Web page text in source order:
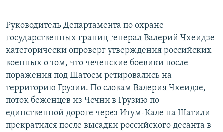
Все сайты РСЕ/РС
Руководитель Департамента по охране
государственных границ генерал Валерий Чхеидзе
категорически опроверг утверждения российских
военных о том, что чеченские боевики после
поражения под Шатоем ретировались на
территорию Грузии. По словам Валерия Чхеидзе,
поток беженцев из Чечни в Грузию по
единственной дороге через Итум-Кале на Шатили
прекратился после высадки российского десанта в